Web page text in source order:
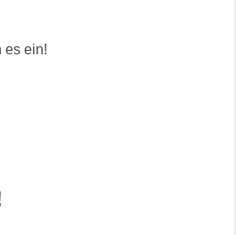
es ein!